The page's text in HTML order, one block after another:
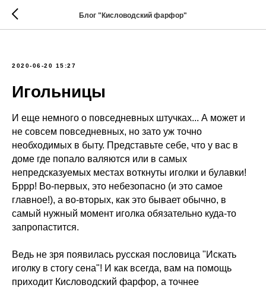
Блог "Кисловодский фарфор"
2020-06-20 15:27
Игольницы
И еще немного о повседневных штучках... А может и
не совсем повседневных, но зато уж точно
необходимых в быту. Представьте себе, что у вас в
доме где попало валяются или в самых
непредсказуемых местах воткнуты иголки и булавки!
Бррр! Во-первых, это небезопасно (и это самое
главное!), а во-вторых, как это бывает обычно, в
самый нужный момент иголка обязательно куда-то
запропастится.
Ведь не зря появилась русская пословица "Искать
иголку в стогу сена"! И как всегда, вам на помощь
приходит Кисловодский фарфор, а точнее